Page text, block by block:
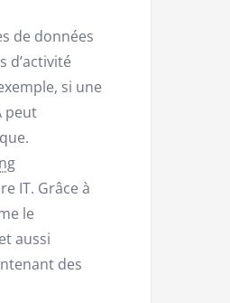
de données
d’activité
si une
peut
IT. Grâce à
le
aussi
des